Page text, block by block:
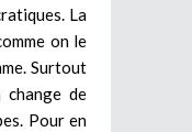
La
on le
Surtout
de
Pour en